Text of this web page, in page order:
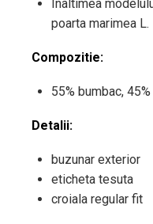
Inaltimea
poarta marimea L.
Compozitie:
55% bumbac,
Detalii:
buzunar exterior
eticheta tesuta
croiala regular fit